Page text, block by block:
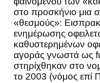
στο προσκήνιο μια
«θεσμούς»:
ενημέρωσης
καθυστερημένων
αγοράς γνωστά ως
στηρίχθηκαν στο
το 2003 (νόμος επί